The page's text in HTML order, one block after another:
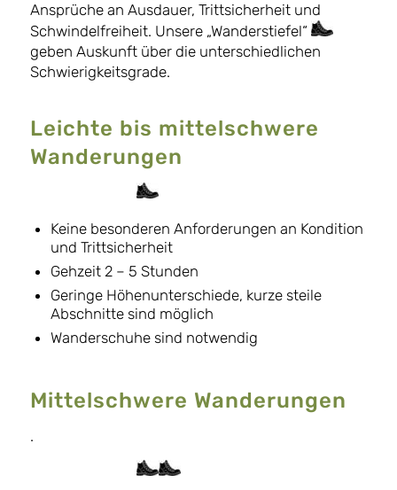
Ansprüche an Ausdauer, Trittsicherheit und
Schwindelfreiheit. Unsere „Wanderstiefel“
geben Auskunft über die unterschiedlichen
Schwierigkeitsgrade.
Leichte bis mittelschwere
Wanderungen
Keine besonderen Anforderungen an Kondition
und Trittsicherheit
Gehzeit 2 – 5 Stunden
Geringe Höhenunterschiede, kurze steile
Abschnitte sind möglich
Wanderschuhe sind notwendig
Mittelschwere Wanderungen
.